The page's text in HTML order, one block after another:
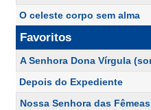
O celeste corpo sem alma
Favoritos
A Senhora Dona Vírgula
Depois do Expediente
Nossa Senhora das Fêmeas